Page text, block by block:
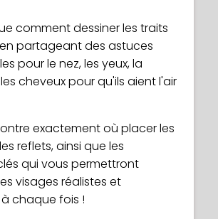
comment dessiner les traits
partageant des astuces
pour le nez, les yeux, la
cheveux pour qu'ils aient l'air
exactement où placer les
reflets, ainsi que les
qui vous permettront
visages réalistes et
chaque fois !